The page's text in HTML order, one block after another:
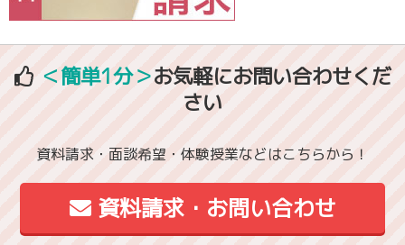
＜簡単1分＞お気軽にお問い合わせくだ
さい
資料請求・面談希望・体験授業などはこちらから！
資料請求・お問い合わせ